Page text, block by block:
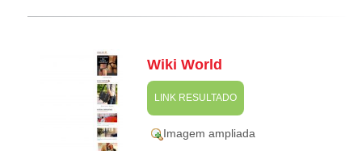
Wiki World
LINK RESULTADO
Imagem ampliada